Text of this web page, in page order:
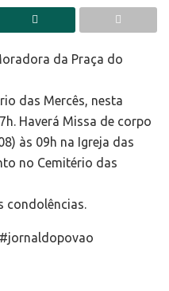
da Praça do
das Mercês, nesta
Haverá Missa de corpo
às 09h na Igreja das
no Cemitério das
condolências.